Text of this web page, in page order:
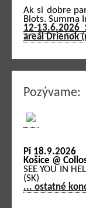
Ak si dobre
Blots. Summa
12-13.6.2026
areál Drienok
Pozývame:
Pi 18.9.2026
Košice @
SEE YOU IN
(SK)
... ostatné